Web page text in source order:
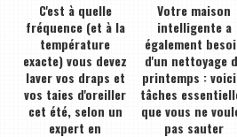
C'est à quelle
fréquence (et à la
température
exacte) vous devez
laver vos draps et
vos taies d'oreiller
cet été, selon un
expert en
Votre maison
intelligente a
également
d'un nettoyage
printemps :
tâches
que vous ne
pas sauter